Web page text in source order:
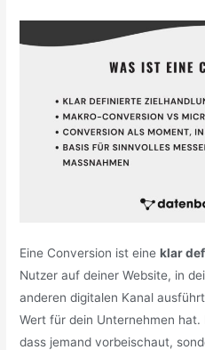
Eine Conversion ist eineklar
Nutzer auf deiner Website, in
anderen digitalen Kanal
Wert für dein Unternehmen
dass jemand vorbeischaut,